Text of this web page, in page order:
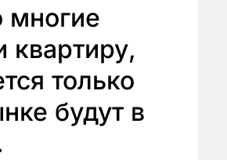
многие
квартиру,
только
будут в